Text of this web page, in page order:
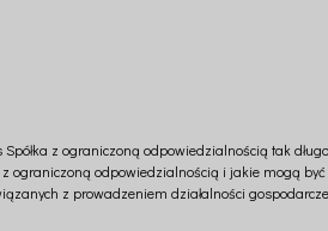
z ograniczoną odpowiedzialnością tak
ograniczoną odpowiedzialnością i jakie mogą
z prowadzeniem działalności